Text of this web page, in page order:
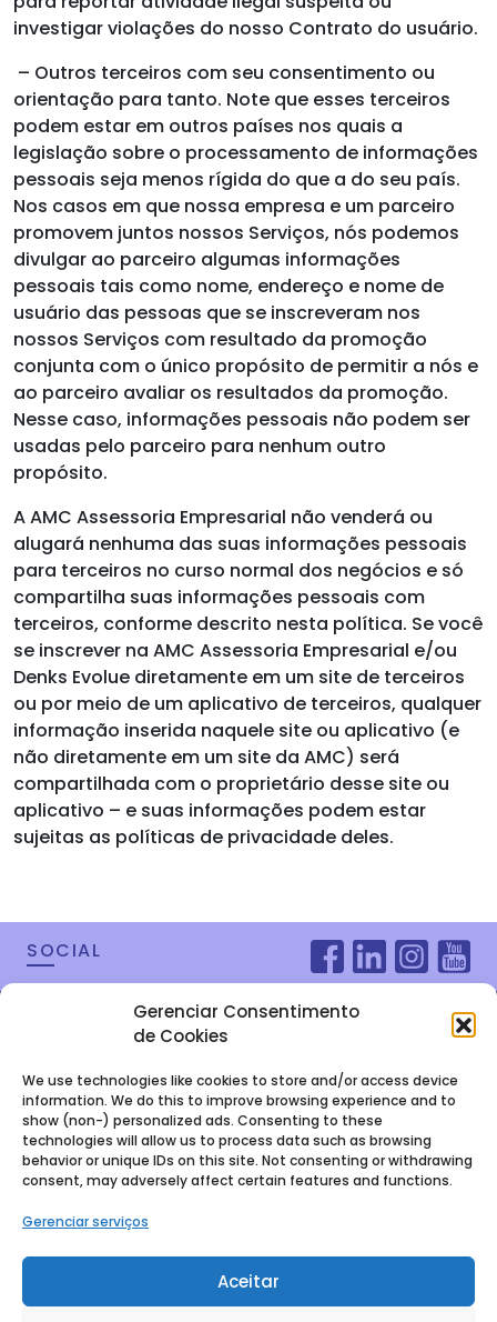
Gerenciar Consentimento
de Cookies
We use technologies like cookies to store and/or access device
information. We do this to improve browsing experience and to
show (non-) personalized ads. Consenting to these
technologies will allow us to process data such as browsing
behavior or unique IDs on this site. Not consenting or withdrawing
consent, may adversely affect certain features and functions.
Gerenciar serviços
Aceitar
investigar violações do nosso Contrato do usuário.
– Outros terceiros com seu consentimento ou
orientação para tanto. Note que esses terceiros
podem estar em outros países nos quais a
legislação sobre o processamento de informações
pessoais seja menos rígida do que a do seu país.
Nos casos em que nossa empresa e um parceiro
promovem juntos nossos Serviços, nós podemos
divulgar ao parceiro algumas informações
pessoais tais como nome, endereço e nome de
usuário das pessoas que se inscreveram nos
nossos Serviços com resultado da promoção
conjunta com o único propósito de permitir a nós e
ao parceiro avaliar os resultados da promoção.
Nesse caso, informações pessoais não podem ser
usadas pelo parceiro para nenhum outro
propósito.
A AMC Assessoria Empresarial não venderá ou
alugará nenhuma das suas informações pessoais
para terceiros no curso normal dos negócios e só
compartilha suas informações pessoais com
terceiros, conforme descrito nesta política. Se você
se inscrever na AMC Assessoria Empresarial e/ou
Denks Evolue diretamente em um site de terceiros
ou por meio de um aplicativo de terceiros, qualquer
informação inserida naquele site ou aplicativo (e
não diretamente em um site da AMC) será
compartilhada com o proprietário desse site ou
aplicativo – e suas informações podem estar
sujeitas as políticas de privacidade deles.
SOCIAL